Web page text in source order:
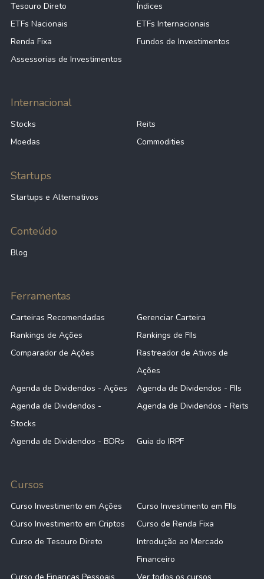
Tesouro Direto
Índices
ETFs Nacionais
ETFs Internacionais
Renda Fixa
Fundos de Investimentos
Assessorias de Investimentos
Internacional
Stocks
Reits
Moedas
Commodities
Startups
Startups e Alternativos
Conteúdo
Blog
Ferramentas
Carteiras Recomendadas
Gerenciar Carteira
Rankings de Ações
Rankings de FIIs
Comparador de Ações
Rastreador de Ativos de
Ações
Agenda de Dividendos - Ações
Agenda de Dividendos - FIIs
Agenda de Dividendos -
Stocks
Agenda de Dividendos - Reits
Agenda de Dividendos - BDRs Guia do IRPF
Cursos
Curso Investimento em Ações
Curso Investimento em FIIs
Curso Investimento em Criptos
Curso de Renda Fixa
Curso de Tesouro Direto
Introdução ao Mercado
Financeiro